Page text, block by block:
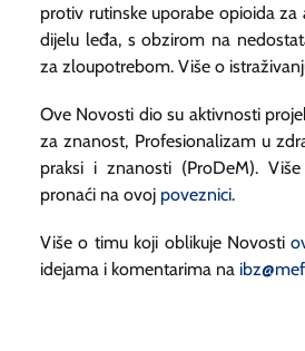
protiv rutinske uporabe opioida
dijelu leđa, s obzirom na
za zloupotrebom. Više o
Ove Novosti dio su aktivnosti
za znanost, Profesionalizam u
praksi i znanosti (ProDeM).
pronaći na ovoj poveznici.
Više o timu koji oblikuje Novosti
idejama i komentarima na